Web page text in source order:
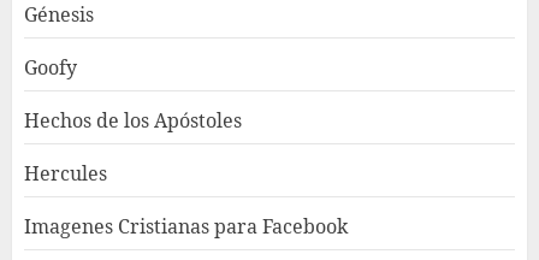
Génesis
Goofy
Hechos de los Apóstoles
Hercules
Imagenes Cristianas para Facebook